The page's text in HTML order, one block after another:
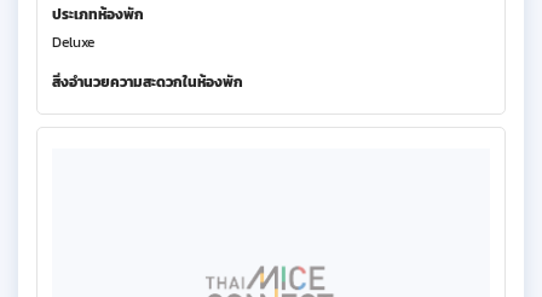
ประเภทห้องพัก
Deluxe
สิ่งอำนวยความสะดวกในห้องพัก